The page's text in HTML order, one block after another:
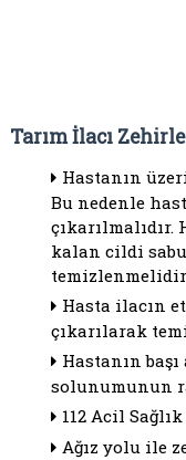
Tarım İlacı
Hastanın
Bu nedenle
çıkarılmalıdır.
kalan cildi
Hasta ilacın
çıkarılarak
Hastanın
solunumunun
112 Acil
Ağız yolu ile